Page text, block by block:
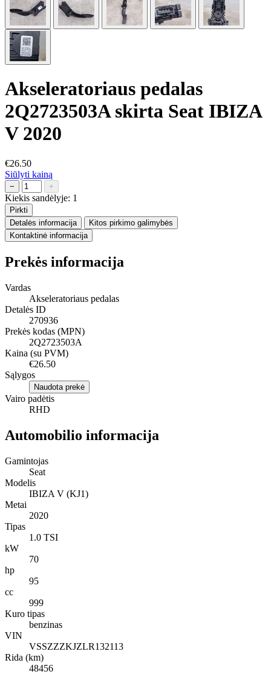
Akseleratoriaus pedalas
2Q2723503A skirta Seat IBIZA
V 2020
€26.50
Siūlyti kainą
− +
Kiekis sandėlyje: 1
Pirkti
Detalės informacija
Kitos pirkimo galimybės
Kontaktinė informacija
Prekės informacija
Vardas
Akseleratoriaus pedalas
Detalės ID
270936
Prekės kodas (MPN)
2Q2723503A
Kaina (su PVM)
€26.50
Sąlygos
Naudota prekė
Vairo padėtis
RHD
Automobilio informacija
Gamintojas
Seat
Modelis
IBIZA V (KJ1)
Metai
2020
Tipas
1.0 TSI
kW
70
hp
95
cc
999
Kuro tipas
benzinas
VIN
VSSZZZKJZLR132113
Rida (km)
48456